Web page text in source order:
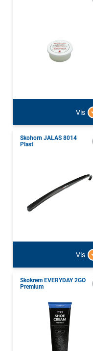
Vis
Skohorn JALAS 8014
Plast
Vis
Skokrem EVERYDAY 2GO
Premium